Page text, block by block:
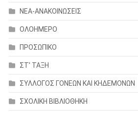
ΝΕΑ-ΑΝΑΚΟΙΝΩΣΕΙΣ
ΟΛΟΗΜΕΡΟ
ΠΡΟΣΩΠΙΚΟ
ΣΤ' ΤΑΞΗ
ΣΥΛΛΟΓΟΣ ΓΟΝΕΩΝ ΚΑΙ ΚΗΔΕΜΟΝΩΝ
ΣΧΟΛΙΚΗ ΒΙΒΛΙΟΘΗΚΗ